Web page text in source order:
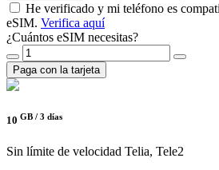
He verificado y mi teléfono es
eSIM. Verifica aquí
¿Cuántos eSIM necesitas?
Paga con la tarjeta
10 GB / 3 días
Sin límite de velocidad Telia, Tele2